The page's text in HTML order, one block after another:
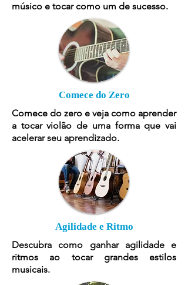
músico e tocar como um de sucesso.
Comece do Zero
Comece do zero e veja como aprender
a tocar violão de uma forma que vai
acelerar seu aprendizado.
Agilidade e Ritmo
Descubra como ganhar agilidade e
ritmos ao tocar grandes estilos
musicais.